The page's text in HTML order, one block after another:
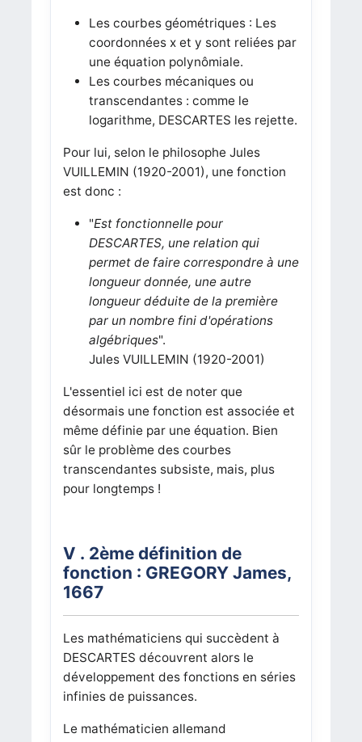
Les courbes géométriques : Les
coordonnées x et y sont reliées par
une équation polynômiale.
Les courbes mécaniques ou
transcendantes : comme le
logarithme, DESCARTES les rejette.
Pour lui, selon le philosophe Jules
VUILLEMIN (1920-2001), une fonction
est donc :
"Est fonctionnelle pour
DESCARTES, une relation qui
permet de faire correspondre à une
longueur donnée, une autre
longueur déduite de la première
par un nombre fini d'opérations
algébriques".
Jules VUILLEMIN (1920-2001)
L'essentiel ici est de noter que
désormais une fonction est associée et
même définie par une équation. Bien
sûr le problème des courbes
transcendantes subsiste, mais, plus
pour longtemps !
V . 2ème définition de
fonction : GREGORY James,
1667
Les mathématiciens qui succèdent à
DESCARTES découvrent alors le
développement des fonctions en séries
infinies de puissances.
Le mathématicien allemand